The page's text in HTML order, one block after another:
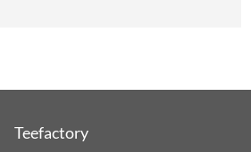
Teefactory